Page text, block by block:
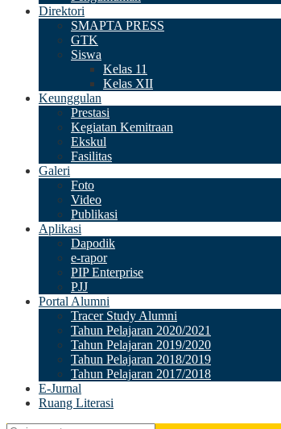
Direktori
SMAPTA PRESS
GTK
Siswa
Kelas 11
Kelas XII
Keunggulan
Prestasi
Kegiatan Kemitraan
Ekskul
Fasilitas
Galeri
Foto
Video
Publikasi
Aplikasi
Dapodik
e-rapor
PIP Enterprise
PJJ
Portal Alumni
Tracer Study Alumni
Tahun Pelajaran 2020/2021
Tahun Pelajaran 2019/2020
Tahun Pelajaran 2018/2019
Tahun Pelajaran 2017/2018
E-Jurnal
Ruang Literasi